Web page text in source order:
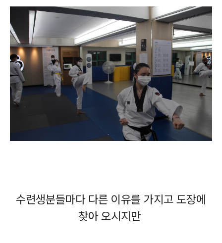
수련생분들마다 다른 이유를 가지고 도장에
찾아 오시지만